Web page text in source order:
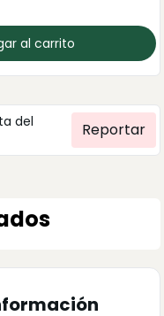
al carrito
del
Reportar